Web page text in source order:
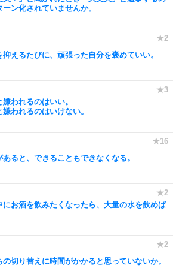
ーン化されていませんか。
抑えるたびに、頑張った自分を褒めていい。
嫌われるのはいい。
嫌われるのはいけない。
あると、できることもできなくなる。
にお酒を飲みたくなったら、大量の水を飲めば
の切り替えに時間がかかると思っていないか。